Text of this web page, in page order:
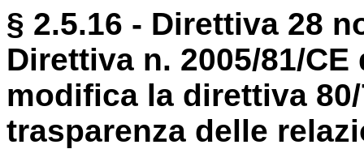
§ 2.5.16 - Direttiva 28
Direttiva n. 2005/81/
modifica la direttiva
trasparenza delle